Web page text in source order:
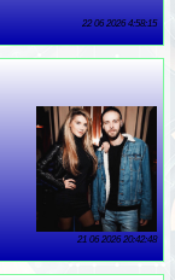
22 06 2026 4:58:15
21 06 2026 20:42:48